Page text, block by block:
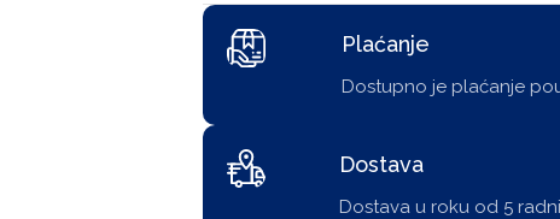
Plaćanje
Dostupno je plaćanje
Dostava
Dostava u roku od 5